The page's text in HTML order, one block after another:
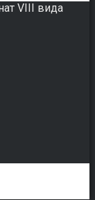
VIII вида